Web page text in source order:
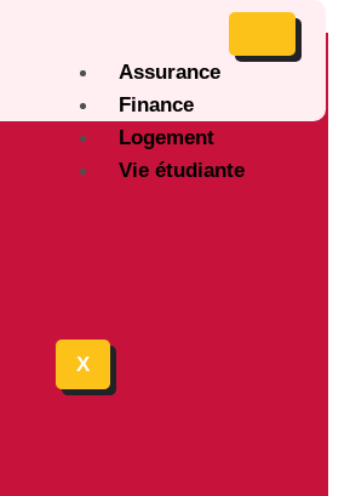
Assurance
Finance
Logement
Vie étudiante
X